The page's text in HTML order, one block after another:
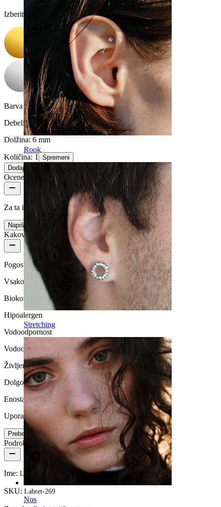
Rook
Stretching
Nos
Izberite Barva
Barva kamenčka:Prozorna
Debelina navoja:1 mm
Dolžina: 6 mm
Količina: 1
Spremeni
Dodaj v košarico
Ocene izdelka
Za ta izdelek še ni mnenj
Napiši mnenje
Kakovost izdelka
Pogostost nošenja
Vsakodnevno nošenje
Biokompatibilnost
Hipoalergen
Vodoodpornost
Vodoodporno
Življenjska doba
Dolgoročna vzdržljivost
Enostavna uporaba
Uporabniku prijazno
Preberi več
Podrobnosti o izdelku
Ime: Labret iz titana v obliki lune z zvezdico
SKU: Labret-269